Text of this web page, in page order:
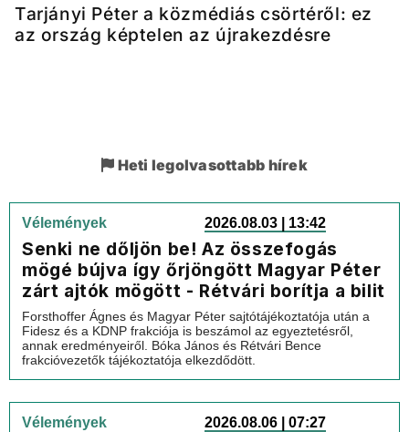
Tarjányi Péter a közmédiás csörtéről: ez
az ország képtelen az újrakezdésre
Heti legolvasottabb hírek
Vélemények 2026.08.03 | 13:42
Senki ne dőljön be! Az összefogás
mögé bújva így őrjöngött Magyar Péter
zárt ajtók mögött - Rétvári borítja a bilit
Forsthoffer Ágnes és Magyar Péter sajtótájékoztatója után a
Fidesz és a KDNP frakciója is beszámol az egyeztetésről,
annak eredményeiről. Bóka János és Rétvári Bence
frakcióvezetők tájékoztatója elkezdődött.
Vélemények 2026.08.06 | 07:27